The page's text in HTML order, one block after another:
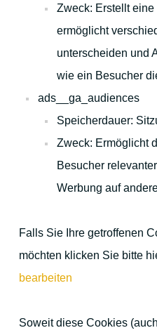
Zweck: Erstellt
ermöglicht
unterscheiden und
wie ein Besucher
ads__ga_audiences
Speicherdauer:
Zweck: Ermöglicht
Besucher
Werbung auf
Falls Sie Ihre getroffenen
möchten klicken Sie bitte
bearbeiten
Soweit diese Cookies